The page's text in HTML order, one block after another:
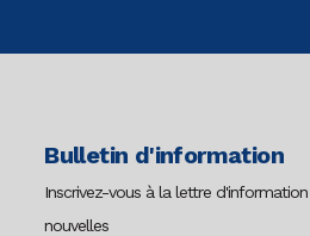
Bulletin d'information
Inscrivez-vous à la lettre
nouvelles